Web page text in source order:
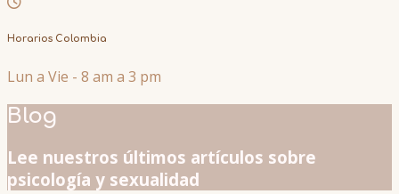
Horarios Colombia
Lun a Vie - 8 am a 3 pm
Blog
Lee nuestros últimos artículos sobre
psicología y sexualidad